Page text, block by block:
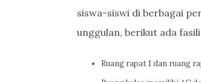
siswa-siswi di berbagai
unggulan, berikut ada
Ruang rapat 1 dan ruang